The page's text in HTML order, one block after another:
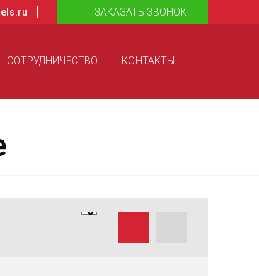
ЗАКАЗАТЬ ЗВОНОК
СОТРУДНИЧЕСТВО КОНТАКТЫ